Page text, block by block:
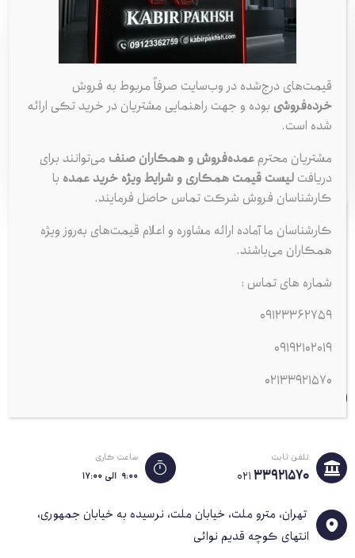
فرانسه A7-RFN58LZ
215,899 تومان
سیلندر
256,450 تومان
لیست قیمت جدیدترین مدل‌های شمع اکیوم مناسب برای خودروهای پژو
اورجینال برای احتراق بهینه و عملکرد استاندارد موتور.
شماره تماس
تلفن ثابت
02133921570
ساعت کاری
۹:۰۰ الی ۱۷:۰۰
تهران، مترو ملت، خیابان ملت، نرسیده به خیابان جمهوری،
انتهای کوچه قدیم نوائی
قیمت‌های درج‌شده در وب‌سایت صرفاً مربوط به فروش
خرده‌فروشی بوده و جهت راهنمایی مشتریان در خرید تکی ارائه
شده است.
مشتریان محترمعمده‌فروش و همکاران صنف می‌توانند برای
دریافتلیست قیمت همکاری و شرایط ویژه خرید عمده با
کارشناسان فروش شرکت تماس حاصل فرمایند.
کارشناسان ما آماده ارائه مشاوره و اعلام قیمت‌های به‌روز ویژه
همکاران می‌باشند.
شماره های تماس :
09123362759
09192102019
02133921570